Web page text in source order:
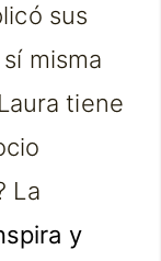
sus
misma
tiene
La
y